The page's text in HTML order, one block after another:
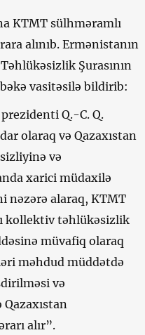
KTMT sülhməramlı
alınıb. Ermənistanın
Şurasının
vasitəsilə bildirib:
prezidenti Q.-C. Q.
olaraq və Qazaxıstan
və
xarici müdaxilə
nəzərə alaraq, KTMT
kollektiv təhlükəsizlik
müvafiq olaraq
məhdud müddətdə
və
Qazaxıstan
alır”.